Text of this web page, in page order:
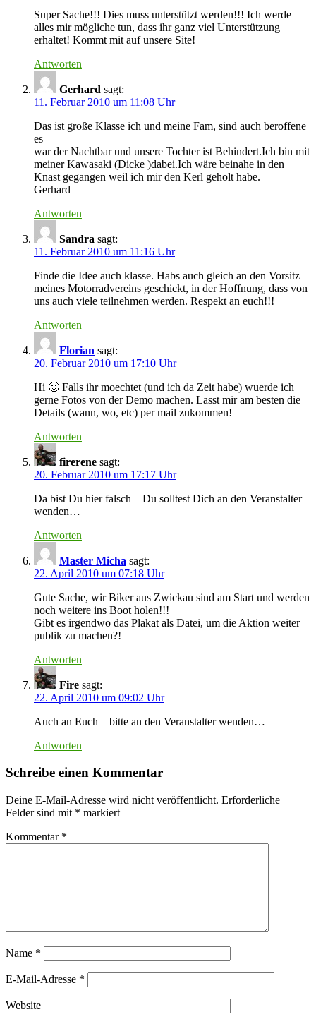
Super Sache!!! Dies muss unterstützt werden!!! Ich werde
alles mir mögliche tun, dass ihr ganz viel Unterstützung
erhaltet! Kommt mit auf unsere Site!
Antworten
Gerhard sagt:
11. Februar 2010 um 11:08 Uhr
Das ist große Klasse ich und meine Fam, sind auch beroffene
es
war der Nachtbar und unsere Tochter ist Behindert.Ich bin mit
meiner Kawasaki (Dicke )dabei.Ich wäre beinahe in den
Knast gegangen weil ich mir den Kerl geholt habe.
Gerhard
Antworten
Sandra sagt:
11. Februar 2010 um 11:16 Uhr
Finde die Idee auch klasse. Habs auch gleich an den Vorsitz
meines Motorradvereins geschickt, in der Hoffnung, dass von
uns auch viele teilnehmen werden. Respekt an euch!!!
Antworten
Florian sagt:
20. Februar 2010 um 17:10 Uhr
Hi 🙂 Falls ihr moechtet (und ich da Zeit habe) wuerde ich
gerne Fotos von der Demo machen. Lasst mir am besten die
Details (wann, wo, etc) per mail zukommen!
Antworten
firerene sagt:
20. Februar 2010 um 17:17 Uhr
Da bist Du hier falsch – Du solltest Dich an den Veranstalter
wenden…
Antworten
Master Micha sagt:
22. April 2010 um 07:18 Uhr
Gute Sache, wir Biker aus Zwickau sind am Start und werden
noch weitere ins Boot holen!!!
Gibt es irgendwo das Plakat als Datei, um die Aktion weiter
publik zu machen?!
Antworten
Fire sagt:
22. April 2010 um 09:02 Uhr
Auch an Euch – bitte an den Veranstalter wenden…
Antworten
Schreibe einen Kommentar
Deine E-Mail-Adresse wird nicht veröffentlicht. Erforderliche
Felder sind mit * markiert
Kommentar *
Name *
E-Mail-Adresse *
Website